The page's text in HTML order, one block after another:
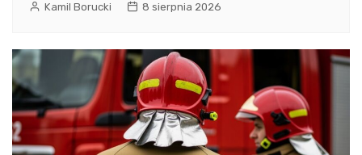
Kamil Borucki 8 sierpnia 2026